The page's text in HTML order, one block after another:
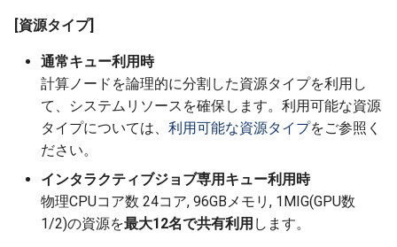
ンタラクティブジョブ専用
5.3.2. ジョブの削除(インタ
ラクティブジョブ専用キュ
ー)
5.4. 計算ノード上のストレー
ジの利用
5.4.1. ローカルスクラッチ
[資源タイプ]
通常キュー利用時
計算ノードを論理的に分割した資源タイプを利用し
て、システムリソースを確保します。利用可能な資源
タイプについては、 利用可能な資源タイプをご参照く
ださい。
インタラクティブジョブ専用キュー利用時
物理CPUコア数 24コア, 96GBメモリ, 1MIG(GPU数
1/2)の資源を最大12名で共有利用 します。